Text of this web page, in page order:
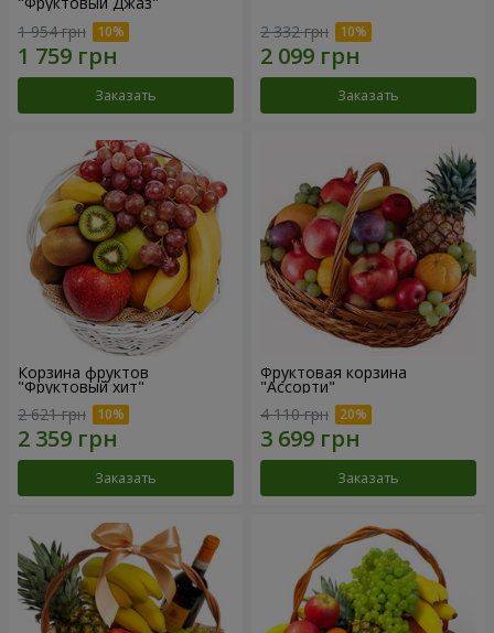
1 954 грн
Заказать
2 332 грн
Заказать
Корзина фруктов
"Фруктовый хит"
2 621 грн
Заказать
Фруктовая корзина
"Ассорти"
4 110 грн
Заказать